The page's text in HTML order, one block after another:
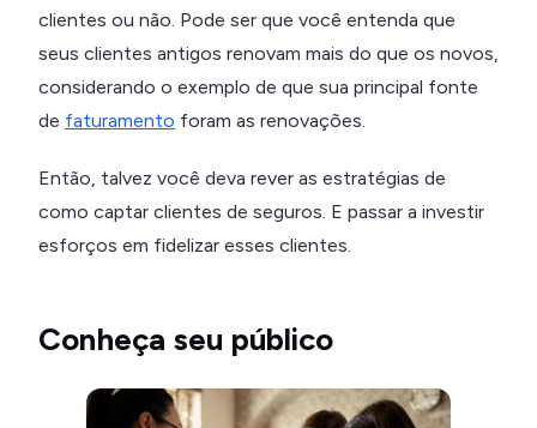
clientes ou não. Pode ser que você entenda que
seus clientes antigos renovam mais do que os novos,
considerando o exemplo de que sua principal fonte
de faturamento foram as renovações.
Então, talvez você deva rever as estratégias de
como captar clientes de seguros. E passar a investir
esforços em fidelizar esses clientes.
Conheça seu público